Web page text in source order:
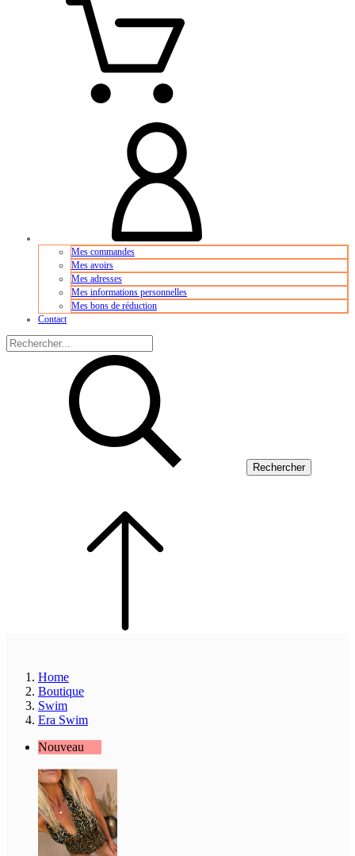
Mes commandes
Mes avoirs
Mes adresses
Mes informations personnelles
Mes bons de réduction
Contact
Rechercher
Home
Boutique
Swim
Era Swim
Nouveau